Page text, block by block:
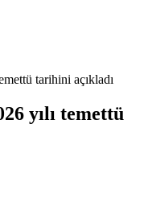
tarihini açıkladı
yılı temettü